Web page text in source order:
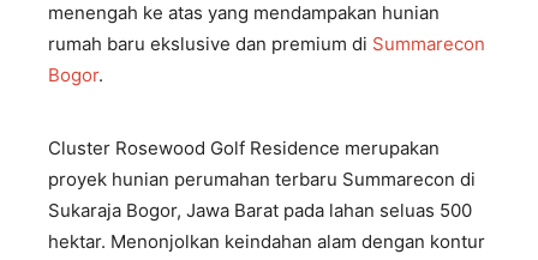
menengah ke atas yang mendampakan hunian
rumah baru ekslusive dan premium di Summarecon
Bogor.
Cluster Rosewood Golf Residence merupakan
proyek hunian perumahan terbaru Summarecon di
Sukaraja Bogor, Jawa Barat pada lahan seluas 500
hektar. Menonjolkan keindahan alam dengan kontur